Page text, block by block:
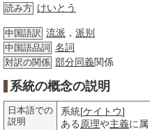
読み方 けいとう
中国語訳 流派 ， 派别
中国語品詞 名詞
対訳の関係 部分同義関係
系統の概念の説明
日本語での
説明
系統[ケイトウ]
ある 原理や主義に